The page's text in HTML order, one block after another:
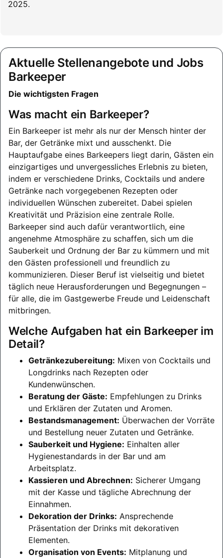
Aktuelle Stellenangebote und Jobs
Barkeeper
Die wichtigsten Fragen
Was macht ein Barkeeper?
Ein Barkeeper ist mehr als nur der Mensch hinter der
Bar, der Getränke mixt und ausschenkt. Die
Hauptaufgabe eines Barkeepers liegt darin, Gästen ein
einzigartiges und unvergessliches Erlebnis zu bieten,
indem er verschiedene Drinks, Cocktails und andere
Getränke nach vorgegebenen Rezepten oder
individuellen Wünschen zubereitet. Dabei spielen
Kreativität und Präzision eine zentrale Rolle.
Barkeeper sind auch dafür verantwortlich, eine
angenehme Atmosphäre zu schaffen, sich um die
Sauberkeit und Ordnung der Bar zu kümmern und mit
den Gästen professionell und freundlich zu
kommunizieren. Dieser Beruf ist vielseitig und bietet
täglich neue Herausforderungen und Begegnungen –
für alle, die im Gastgewerbe Freude und Leidenschaft
mitbringen.
Welche Aufgaben hat ein Barkeeper im
Detail?
Getränkezubereitung: Mixen von Cocktails und
Longdrinks nach Rezepten oder
Kundenwünschen.
Beratung der Gäste: Empfehlungen zu Drinks
und Erklären der Zutaten und Aromen.
Bestandsmanagement: Überwachen der Vorräte
und Bestellung neuer Zutaten und Getränke.
Sauberkeit und Hygiene: Einhalten aller
Hygienestandards in der Bar und am
Arbeitsplatz.
Kassieren und Abrechnen: Sicherer Umgang
mit der Kasse und tägliche Abrechnung der
Einnahmen.
Dekoration der Drinks: Ansprechende
Präsentation der Drinks mit dekorativen
Elementen.
Organisation von Events: Mitplanung und